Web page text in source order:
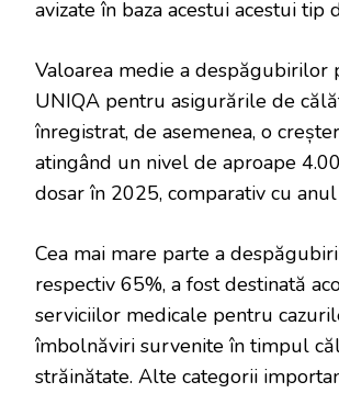
avizate în baza acestui acestui tip
Valoarea medie a despăgubirilor
UNIQA pentru asigurările de
înregistrat, de asemenea, o
atingând un nivel de aproape
dosar în 2025, comparativ cu
Cea mai mare parte a
respectiv 65%, a fost destinată
serviciilor medicale pentru
îmbolnăviri survenite în timpul
străinătate. Alte categorii